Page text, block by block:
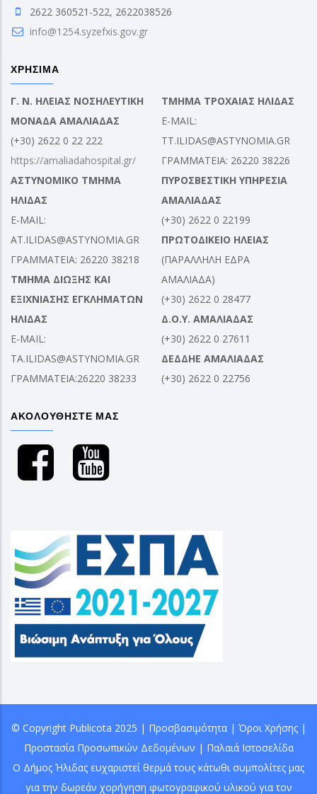
2622 360521-522, 2622038526
info@1254.syzefxis.gov.gr
ΧΡΗΣΙΜΑ
Γ. Ν. ΗΛΕΙΑΣ ΝΟΣΗΛΕΥΤΙΚΗ
ΜΟΝΑΔΑ ΑΜΑΛΙΑΔΑΣ
(+30) 2622 0 22 222
https://amaliadahospital.gr/
ΑΣΤΥΝΟΜΙΚΟ ΤΜΗΜΑ
ΗΛΙΔΑΣ
E-MAIL:
AT.ILIDAS@ASTYNOMIA.GR
ΓΡΑΜΜΑΤΕΙΑ: 26220 38218
ΤΜΗΜΑ ΔΙΩΞΗΣ ΚΑΙ
ΕΞΙΧΝΙΑΣΗΣ ΕΓΚΛΗΜΑΤΩΝ
ΗΛΙΔΑΣ
E-MAIL:
TA.ILIDAS@ASTYNOMIA.GR
ΓΡΑΜΜΑΤΕΙΑ:26220 38233
ΤΜΗΜΑ ΤΡΟΧΑΙΑΣ ΗΛΙΔΑΣ
E-MAIL:
TT.ILIDAS@ASTYNOMIA.GR
ΓΡΑΜΜΑΤΕΙΑ: 26220 38226
ΠΥΡΟΣΒΕΣΤΙΚΗ ΥΠΗΡΕΣΙΑ
ΑΜΑΛΙΑΔΑΣ
(+30) 2622 0 22199
ΠΡΩΤΟΔΙΚΕΙΟ ΗΛΕΙΑΣ
(ΠΑΡΑΛΛΗΛΗ ΕΔΡΑ
ΑΜΑΛΙΑΔΑ)
(+30) 2622 0 28477
Δ.Ο.Υ. ΑΜΑΛΙΑΔΑΣ
(+30) 2622 0 27611
ΔΕΔΔΗΕ ΑΜΑΛΙΑΔΑΣ
(+30) 2622 0 22756
ΑΚΟΛΟΥΘΗΣΤΕ ΜΑΣ
© Copyright Publicota 2025 | Προσβασιμότητα| Όροι Χρήσης|
Προστασία Προσωπικών Δεδομένων | Παλαιά Ιστοσελίδα
Ο Δήμος Ήλιδας ευχαριστεί θερμά τους κάτωθι συμπολίτες μας
για την δωρεάν χορήγηση φωτογραφικού υλικού για τον